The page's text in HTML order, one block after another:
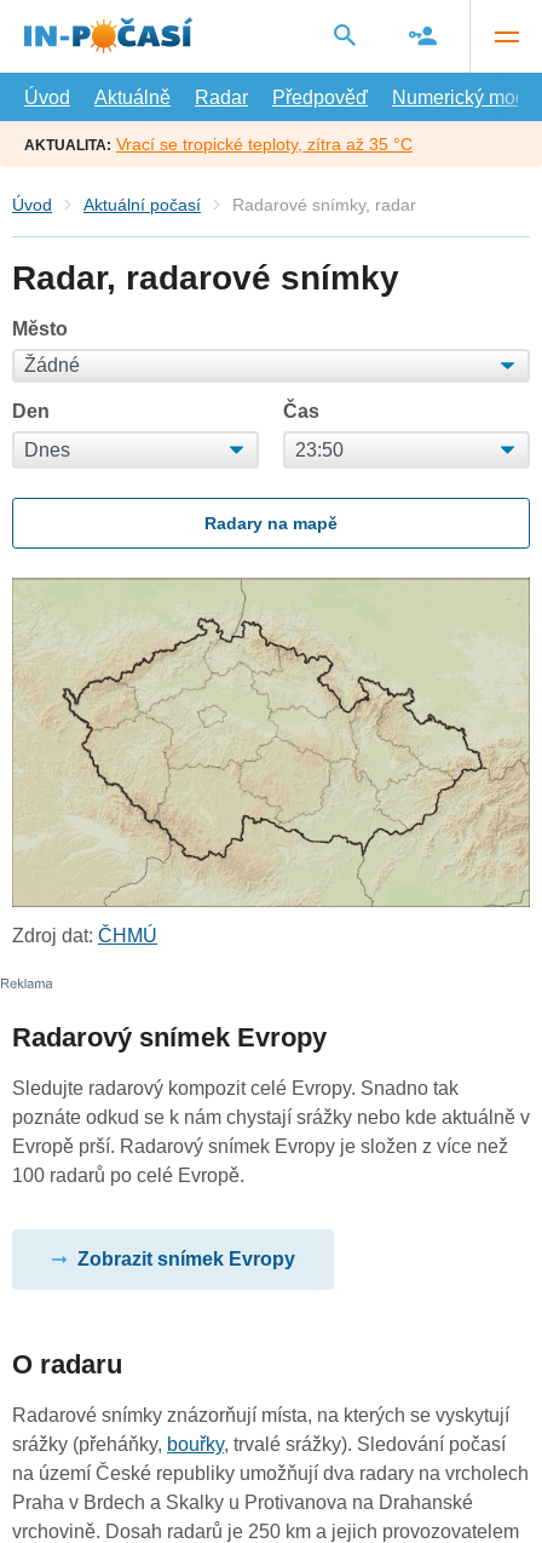
hlavní
Úvod
Aktuálně Radar Předpověď Numerický model
AKTUALITA: Vrací se tropické teploty, zítra až 35 °C
Úvod Aktuální počasí Radarové snímky, radar
Radar, radarové snímky
Město
Den Čas
Radary na mapě
Zdroj dat: ČHMÚ
Radarový snímek Evropy
Sledujte radarový kompozit celé Evropy. Snadno tak
poznáte odkud se k nám chystají srážky nebo kde aktuálně v
Evropě prší. Radarový snímek Evropy je složen z více než
100 radarů po celé Evropě.
Zobrazit snímek Evropy
O radaru
Radarové snímky znázorňují místa, na kterých se vyskytují
srážky (přeháňky, bouřky, trvalé srážky). Sledování počasí
na území České republiky umožňují dva radary na vrcholech
Praha v Brdech a Skalky u Protivanova na Drahanské
vrchovině. Dosah radarů je 250 km a jejich provozovatelem